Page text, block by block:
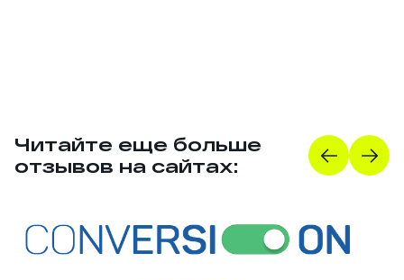
Читайте еще больше
отзывов на сайтах: